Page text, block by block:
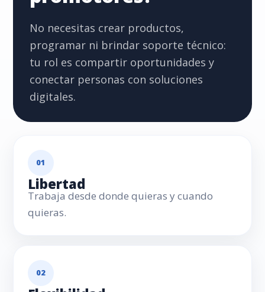
No necesitas crear productos,
programar ni brindar soporte técnico:
tu rol es compartir oportunidades y
conectar personas con soluciones
digitales.
01
Libertad
Trabaja desde donde quieras y cuando
quieras.
02